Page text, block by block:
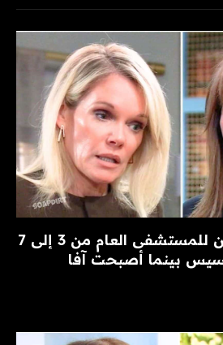
المفسدون المبكرون للمستشفى العام من 3 إلى 7
بينما أصبحت آفا